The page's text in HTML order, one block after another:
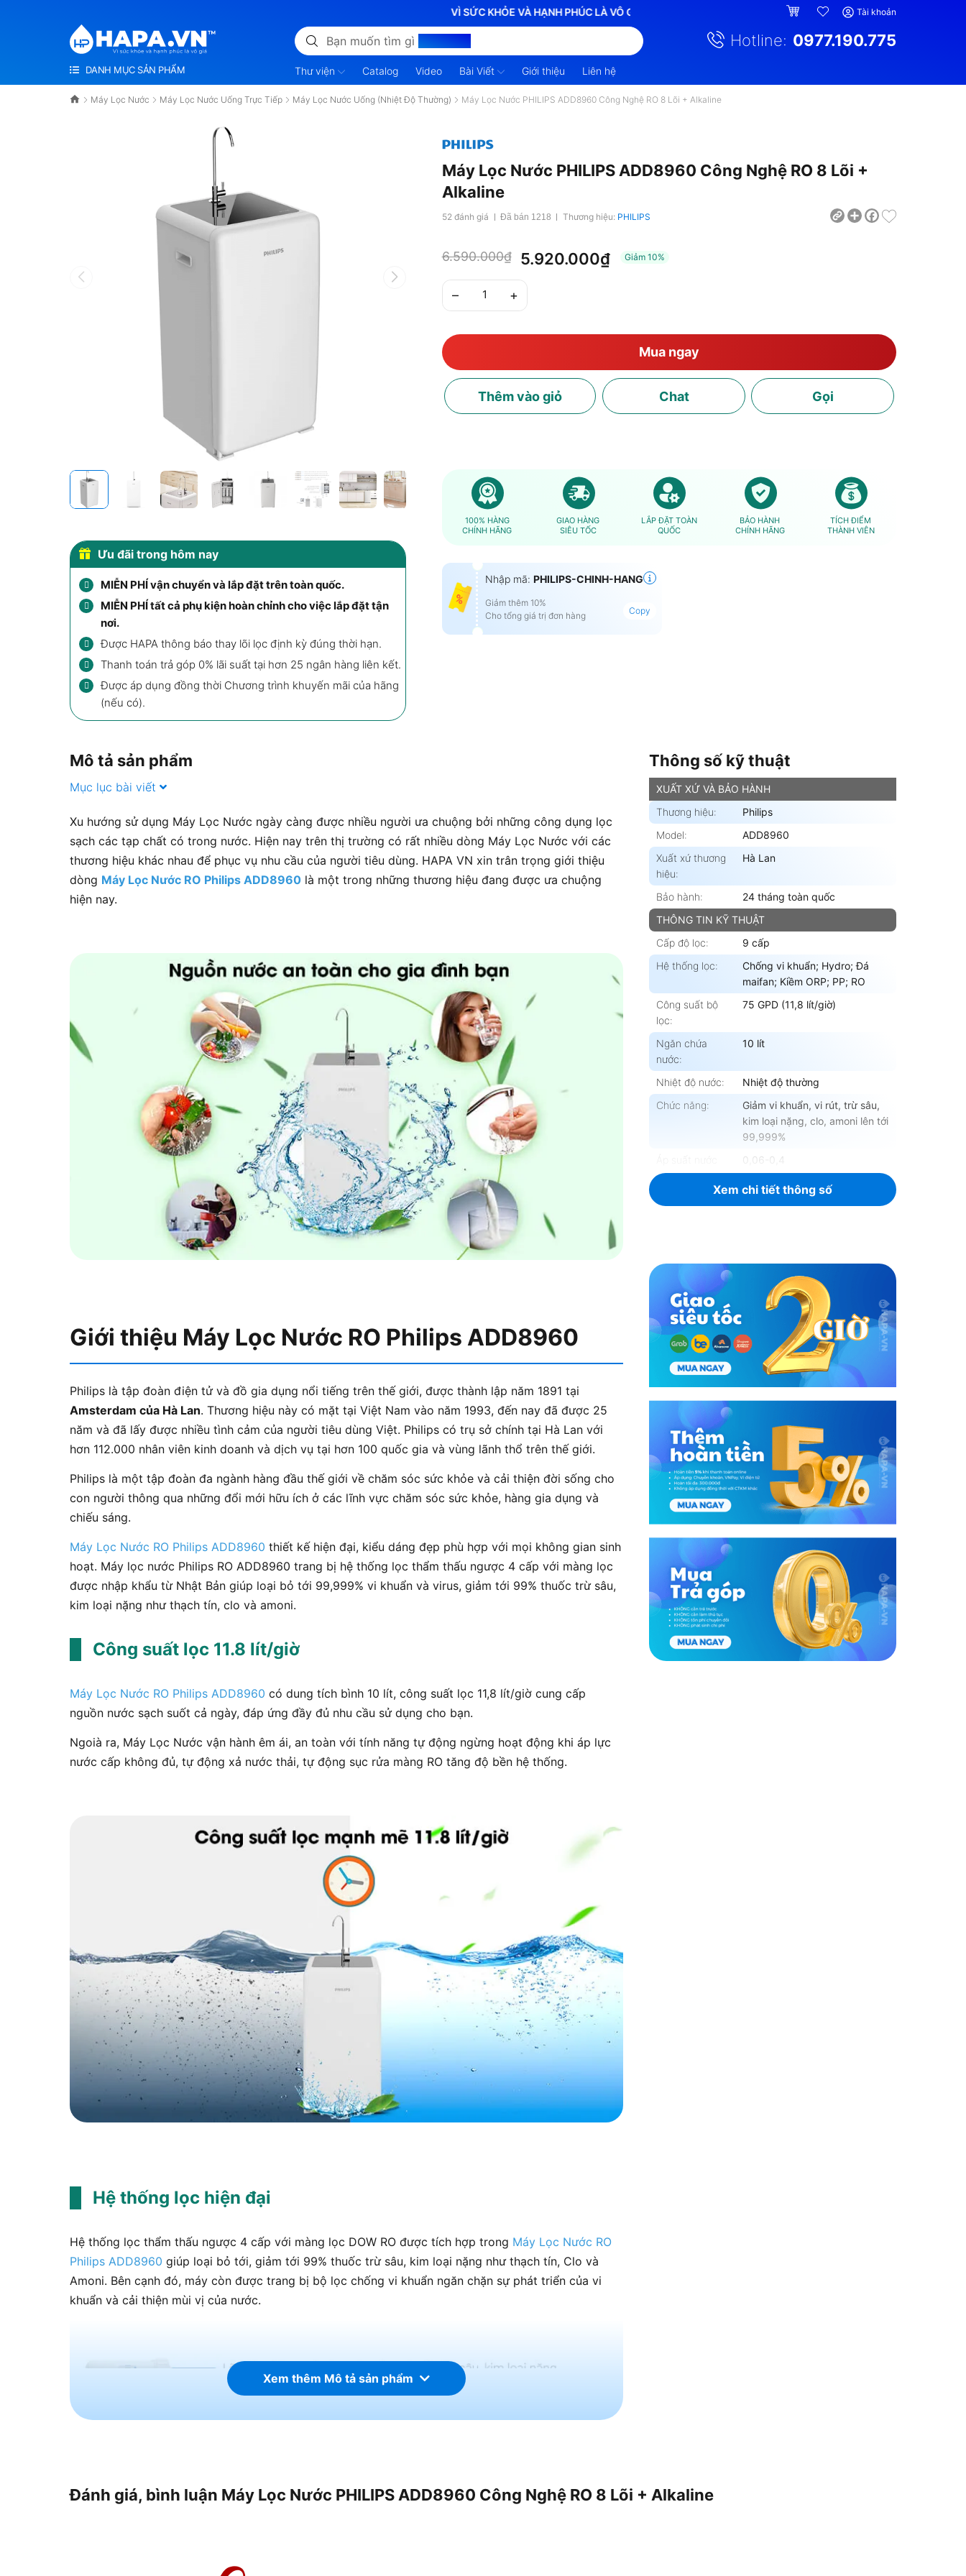
VÌ SỨC KHỎE VÀ HẠNH PHÚC LÀ VÔ GIÁ Tài khoản
Bạn muốn tìm gì hôm nay? Hotline: 0977.190.775
DANH MỤC SẢN PHẨM Thư viện Catalog Video Bài Viết Giới thiệu Liên hệ
Máy Lọc Nước Máy Lọc Nước Uống Trực Tiếp Máy Lọc Nước Uống (Nhiệt Độ Thường) Máy Lọc Nước PHILIPS ADD8960 Công Nghệ RO 8 Lõi + Alkaline
Ưu đãi trong hôm nay
MIỄN PHÍ vận chuyển và lắp đặt trên toàn quốc.
MIỄN PHÍ tất cả phụ kiện hoàn chỉnh cho việc lắp đặt tận
nơi.
Được HAPA thông báo thay lõi lọc định kỳ đúng thời hạn.
Thanh toán trả góp 0% lãi suất tại hơn 25 ngân hàng liên kết.
Được áp dụng đồng thời Chương trình khuyến mãi của hãng
(nếu có).
Máy Lọc Nước PHILIPS ADD8960 Công Nghệ RO 8 Lõi +
Alkaline
52 đánh giá Đã bán 1218 Thương hiệu: PHILIPS ShareFacebook
6.590.000₫ 5.920.000₫ Giảm 10%
– +
Mua ngay
Thêmvào giỏ Chat Gọi
100% HÀNG
CHÍNH HÃNG
GIAO HÀNG
SIÊU TỐC
LẮP ĐẶT TOÀN
QUỐC
BẢO HÀNH
CHÍNH HÃNG
TÍCH ĐIỂM
THÀNH VIÊN
Nhập mã: PHILIPS-CHINH-HANG
Giảm thêm 10%
Cho tổng giá trị đơn hàng
Copy
Mô tả sản phẩm
Mục lục bài viết
Xu hướng sử dụng Máy Lọc Nước ngày càng được nhiều người ưa chuộng bởi những công dụng lọc
sạch các tạp chất có trong nước. Hiện nay trên thị trường có rất nhiều dòng Máy Lọc Nước với các
thương hiệu khác nhau để phục vụ nhu cầu của người tiêu dùng. HAPA VN xin trân trọng giới thiệu
dòng Máy Lọc Nước RO Philips ADD8960 là một trong những thương hiệu đang được ưa chuộng
hiện nay.
Giới thiệu Máy Lọc Nước RO Philips ADD8960
Philips là tập đoàn điện tử và đồ gia dụng nổi tiếng trên thế giới, được thành lập năm 1891 tại
Amsterdam của Hà Lan. Thương hiệu này có mặt tại Việt Nam vào năm 1993, đến nay đã được 25
năm và đã lấy được nhiều tình cảm của người tiêu dùng Việt. Philips có trụ sở chính tại Hà Lan với
hơn 112.000 nhân viên kinh doanh và dịch vụ tại hơn 100 quốc gia và vùng lãnh thổ trên thế giới.
Philips là một tập đoàn đa ngành hàng đầu thế giới về chăm sóc sức khỏe và cải thiện đời sống cho
con người thông qua những đổi mới hữu ích ở các lĩnh vực chăm sóc sức khỏe, hàng gia dụng và
chiếu sáng.
Máy Lọc Nước RO Philips ADD8960 thiết kế hiện đại, kiểu dáng đẹp phù hợp với mọi không gian sinh
hoạt. Máy lọc nước Philips RO ADD8960 trang bị hệ thống lọc thẩm thấu ngược 4 cấp với màng lọc
được nhập khẩu từ Nhật Bản giúp loại bỏ tới 99,999% vi khuẩn và virus, giảm tới 99% thuốc trừ sâu,
kim loại nặng như thạch tín, clo và amoni.
Công suất lọc 11.8 lít/giờ
Máy Lọc Nước RO Philips ADD8960 có dung tích bình 10 lít, công suất lọc 11,8 lít/giờ cung cấp
nguồn nước sạch suốt cả ngày, đáp ứng đầy đủ nhu cầu sử dụng cho bạn.
Ngoià ra, Máy Lọc Nước vận hành êm ái, an toàn với tính năng tự động ngừng hoạt động khi áp lực
nước cấp không đủ, tự động xả nước thải, tự động sục rửa màng RO tăng độ bền hệ thống.
Hệ thống lọc hiện đại
Hệ thống lọc thẩm thấu ngược 4 cấp với màng lọc DOW RO được tích hợp trong Máy Lọc Nước RO
Philips ADD8960 giúp loại bỏ tới, giảm tới 99% thuốc trừ sâu, kim loại nặng như thạch tín, Clo và
Amoni. Bên cạnh đó, máy còn được trang bị bộ lọc chống vi khuẩn ngăn chặn sự phát triển của vi
khuẩn và cải thiện mùi vị của nước.
Xem thêm Mô tả sản phẩm
Thông số kỹ thuật
XUẤT XỨ VÀ BẢO HÀNH
Thương hiệu:
Philips
Model:
ADD8960
Xuất xứ thương
hiệu:
Hà Lan
Bảo hành:
24 tháng toàn quốc
THÔNG TIN KỸ THUẬT
Cấp độ lọc:
9 cấp
Hệ thống lọc:
Chống vi khuẩn; Hydro; Đá
maifan; Kiềm ORP; PP; RO
Công suất bộ
lọc:
75 GPD (11,8 lít/giờ)
Ngăn chứa
nước:
10 lít
Nhiệt độ nước:
Nhiệt độ thường
Chức năng:
Giảm vi khuẩn, vi rút, trừ sâu,
kim loại nặng, clo, amoni lên tới
99,999%
Áp suất nước
đầu vào/ MPa:
0,06-0,4
5-38°C
Kích thước sản
phẩm:
1106 (Cao) x 424 (Rộng) x
430 (Sâu) mm
Xem chi tiết thông số
Đánh giá, bình luận Máy Lọc Nước PHILIPS ADD8960 Công Nghệ RO 8 Lõi + Alkaline